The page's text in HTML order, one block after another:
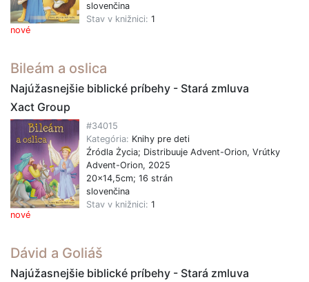
nové
slovenčina
Stav v knižnici: 1
Bileám a oslica
Najúžasnejšie biblické príbehy - Stará zmluva
Xact Group
nové
#34015
Kategória: Knihy pre deti
Źródla Życia; Distribuuje Advent-Orion, Vrútky
Advent-Orion, 2025
20x14,5cm; 16 strán
slovenčina
Stav v knižnici: 1
Dávid a Goliáš
Najúžasnejšie biblické príbehy - Stará zmluva